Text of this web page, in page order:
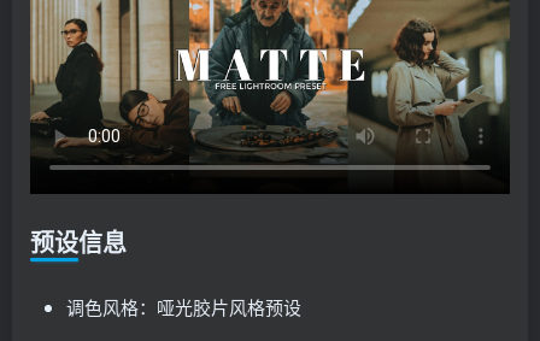
预设信息
调色风格：哑光胶片风格预设